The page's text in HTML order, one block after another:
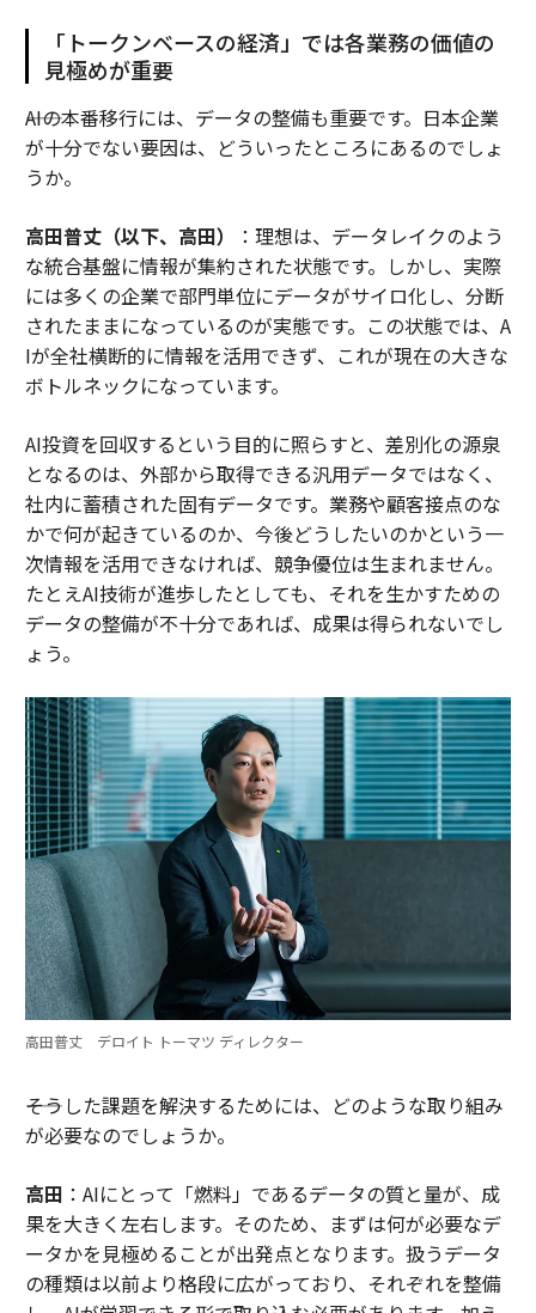
「トークンベースの経済」では各業務の価値の
見極めが重要
――AIの本番移行には、データの整備も重要です。日本企業
が十分でない要因は、どういったところにあるのでしょ
うか。
高田普丈（以下、高田）
：理想は、データレイクのよう
な統合基盤に情報が集約された状態です。しかし、実際
には多くの企業で部門単位にデータがサイロ化し、分断
されたままになっているのが実態です。この状態では、A
Iが全社横断的に情報を活用できず、これが現在の大きな
ボトルネックになっています。
AI投資を回収するという目的に照らすと、差別化の源泉
となるのは、外部から取得できる汎用データではなく、
社内に蓄積された固有データです。業務や顧客接点のな
かで何が起きているのか、今後どうしたいのかという一
次情報を活用できなければ、競争優位は生まれません。
たとえAI技術が進歩したとしても、それを生かすための
データの整備が不十分であれば、成果は得られないでし
ょう。
高田普丈 デロイト トーマツ ディレクター
――そうした課題を解決するためには、どのような取り組み
が必要なのでしょうか。
高田 ：AIにとって「燃料」であるデータの質と量が、成
果を大きく左右します。そのため、まずは何が必要なデ
ータかを見極めることが出発点となります。扱うデータ
の種類は以前より格段に広がっており、それぞれを整備